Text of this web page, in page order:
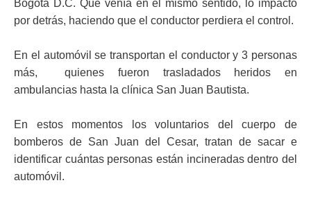
Bogotá D.C. Que venía en el mismo sentido, lo impactó
por detrás, haciendo que el conductor perdiera el control.
En el automóvil se transportan el conductor y 3 personas
más, quienes fueron trasladados heridos en
ambulancias hasta la clínica San Juan Bautista.
En estos momentos los voluntarios del cuerpo de
bomberos de San Juan del Cesar, tratan de sacar e
identificar cuántas personas están incineradas dentro del
automóvil.